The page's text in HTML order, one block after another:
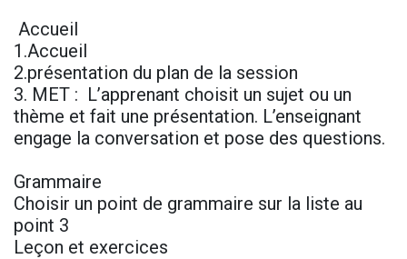
Accueil
1.Accueil
2.présentation du plan de la session
3. MET : L’apprenant choisit un sujet ou un
thème et fait une présentation. L’enseignant
engage la conversation et pose des questions.
Grammaire
Choisir un point de grammaire sur la liste au
point 3
Leçon et exercices